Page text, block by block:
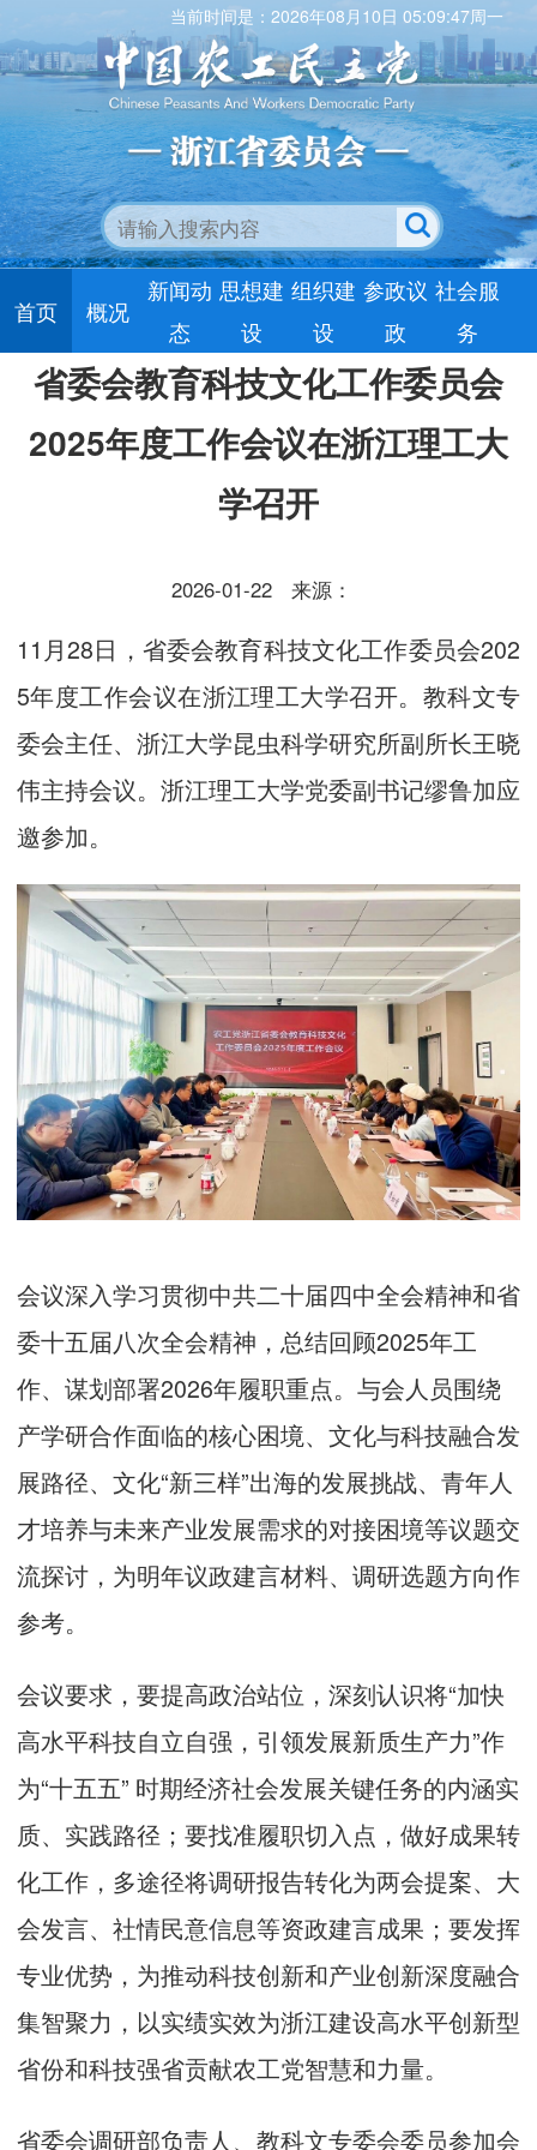
当前时间是：2026年08月10日 05:09:47周一
首页 概况
新闻动
态
思想建
设
组织建
设
参政议
政
社会服
务
省委会教育科技文化工作委员会
2025年度工作会议在浙江理工大
学召开
2026-01-22 来源：
11月28日，省委会教育科技文化工作委员会202
5年度工作会议在浙江理工大学召开。教科文专
委会主任、浙江大学昆虫科学研究所副所长王晓
伟主持会议。浙江理工大学党委副书记缪鲁加应
邀参加。
会议深入学习贯彻中共二十届四中全会精神和省
委十五届八次全会精神，总结回顾2025年工
作、谋划部署2026年履职重点。与会人员围绕
产学研合作面临的核心困境、文化与科技融合发
展路径、文化“新三样”出海的发展挑战、青年人
才培养与未来产业发展需求的对接困境等议题交
流探讨，为明年议政建言材料、调研选题方向作
参考。
会议要求，要提高政治站位，深刻认识将“加快
高水平科技自立自强，引领发展新质生产力”作
为“十五五” 时期经济社会发展关键任务的内涵实
质、实践路径；要找准履职切入点，做好成果转
化工作，多途径将调研报告转化为两会提案、大
会发言、社情民意信息等资政建言成果；要发挥
专业优势，为推动科技创新和产业创新深度融合
集智聚力，以实绩实效为浙江建设高水平创新型
省份和科技强省贡献农工党智慧和力量。
省委会调研部负责人、教科文专委会委员参加会